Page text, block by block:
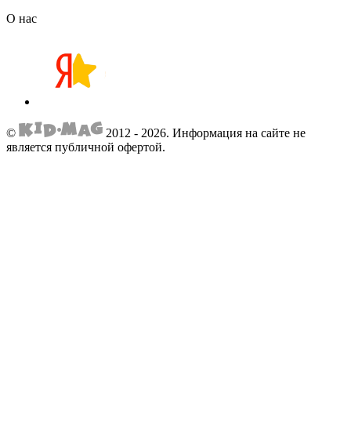
О нас
© 2012 - 2026. Информация на сайте не
является публичной офертой.